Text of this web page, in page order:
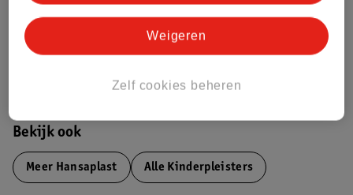
Bekijk ook
Meer Hansaplast Alle Kinderpleisters
Zelf cookies beheren
Weigeren